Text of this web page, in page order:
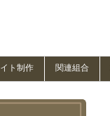
ト制作 関連組合